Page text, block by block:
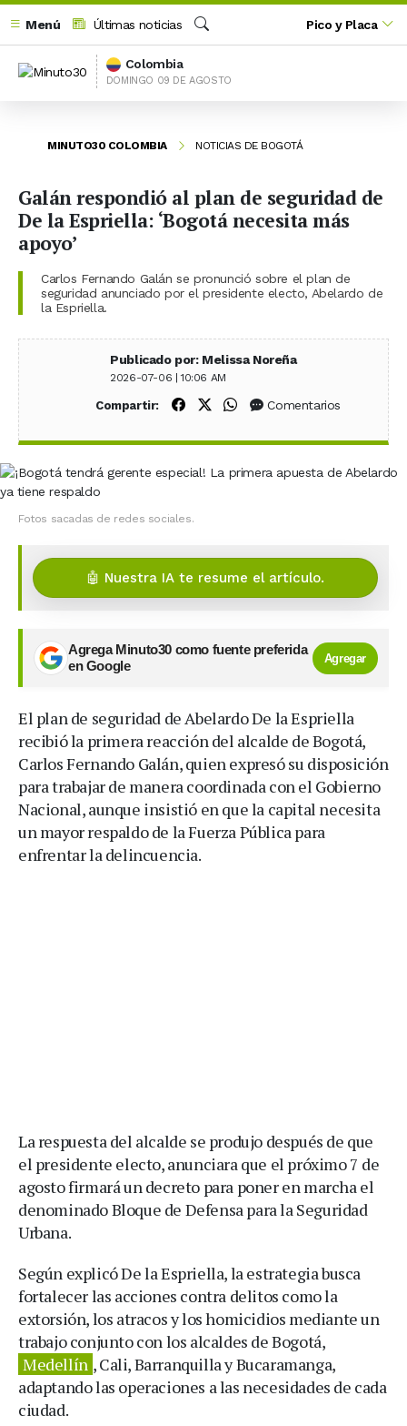
Menú
Últimas noticias
Buscar
Pico y Placa
Colombia
DOMINGO 09 DE AGOSTO
MINUTO30 COLOMBIA NOTICIAS DE BOGOTÁ
Galán respondió al plan de seguridad de
De la Espriella: ‘Bogotá necesita más
apoyo’
Carlos Fernando Galán se pronunció sobre el plan de
seguridad anunciado por el presidente electo, Abelardo de
la Espriella.
Publicado por: Melissa Noreña
2026-07-06 | 10:06 AM
Compartir: Compartir en Facebook
Compartir en X (Twitter)
Compartir en WhatsApp
Comentarios
Fotos sacadas de redes sociales.
🤖 Nuestra IA te resume el artículo.
Agrega Minuto30 como fuente preferida
en Google
Agregar
El plan de seguridad de Abelardo De la Espriella
recibió la primera reacción del alcalde de Bogotá,
Carlos Fernando Galán, quien expresó su disposición
para trabajar de manera coordinada con el Gobierno
Nacional, aunque insistió en que la capital necesita
un mayor respaldo de la Fuerza Pública para
enfrentar la delincuencia.
La respuesta del alcalde se produjo después de que
el presidente electo, anunciara que el próximo 7 de
agosto firmará un decreto para poner en marcha el
denominado Bloque de Defensa para la Seguridad
Urbana.
Según explicó De la Espriella, la estrategia busca
fortalecer las acciones contra delitos como la
extorsión, los atracos y los homicidios mediante un
trabajo conjunto con los alcaldes de Bogotá,
Medellín , Cali, Barranquilla y Bucaramanga,
adaptando las operaciones a las necesidades de cada
ciudad.